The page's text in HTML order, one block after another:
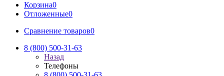
Корзина0
Отложенные0
Сравнение товаров0
8 (800) 500-31-63
Назад
Телефоны